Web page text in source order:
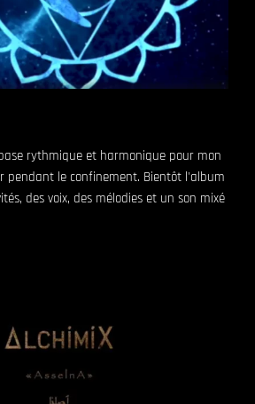
rythmique et harmonique pour mon
pendant le confinement. Bientôt l'album
des voix, des mélodies et un son mixé